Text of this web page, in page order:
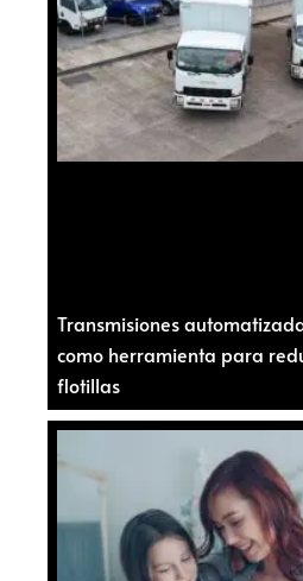
Transmisiones
como herramienta para
flotillas